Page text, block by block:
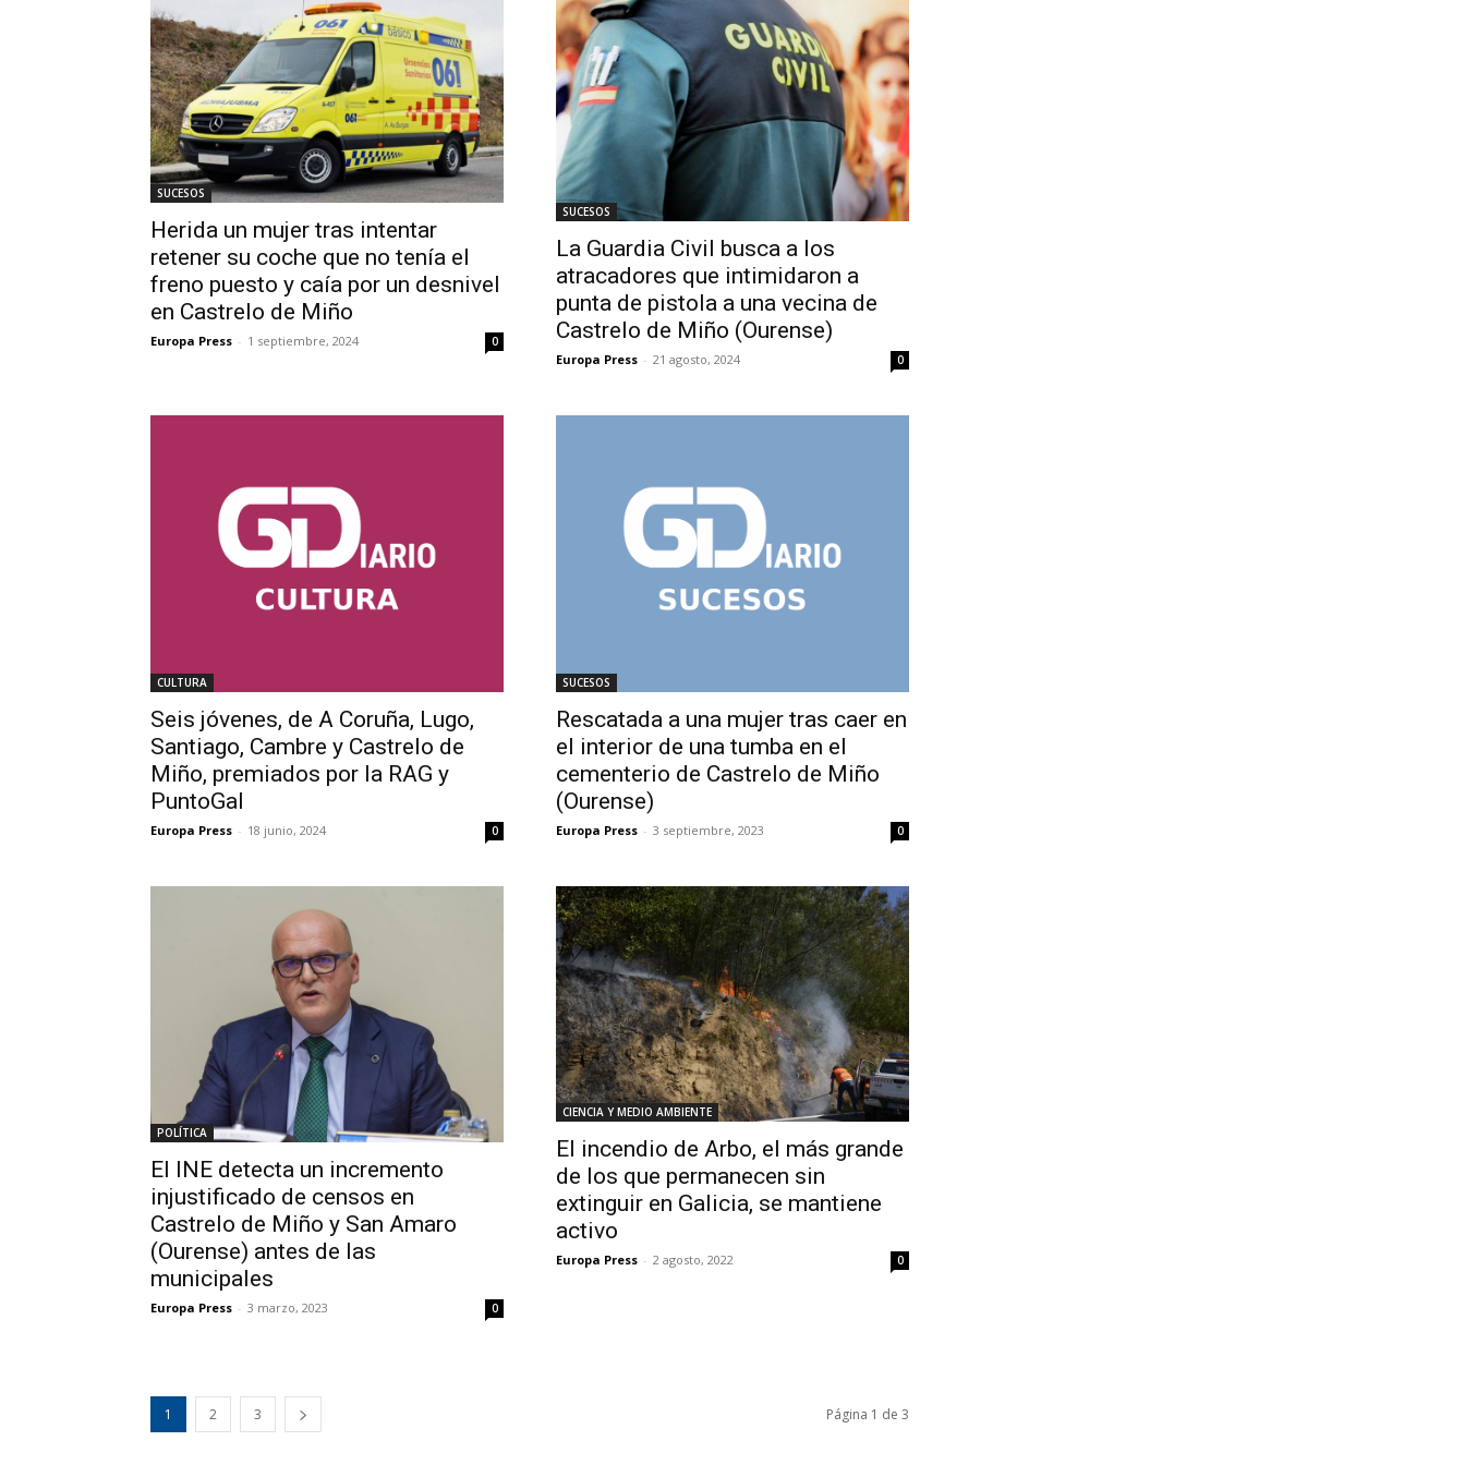
SUCESOS
Herida un mujer tras intentar
retener su coche que no tenía el
freno puesto y caía por un desnivel
en Castrelo de Miño
Europa Press - 1 septiembre, 2024 0
SUCESOS
La Guardia Civil busca a los
atracadores que intimidaron a
punta de pistola a una vecina de
Castrelo de Miño (Ourense)
Europa Press - 21 agosto, 2024 0
CULTURA
Seis jóvenes, de A Coruña, Lugo,
Santiago, Cambre y Castrelo de
Miño, premiados por la RAG y
PuntoGal
Europa Press - 18 junio, 2024 0
SUCESOS
Rescatada a una mujer tras caer en
el interior de una tumba en el
cementerio de Castrelo de Miño
(Ourense)
Europa Press - 3 septiembre, 2023 0
POLÍTICA
El INE detecta un incremento
injustificado de censos en
Castrelo de Miño y San Amaro
(Ourense) antes de las
municipales
Europa Press - 3 marzo, 2023 0
CIENCIA Y MEDIO AMBIENTE
El incendio de Arbo, el más grande
de los que permanecen sin
extinguir en Galicia, se mantiene
activo
Europa Press - 2 agosto, 2022 0
1 2 3 Página 1 de 3